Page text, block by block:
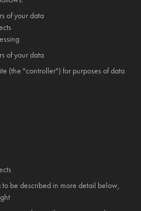
of your data
of your data
(the "controller") for purposes of data
be described in more detail below,